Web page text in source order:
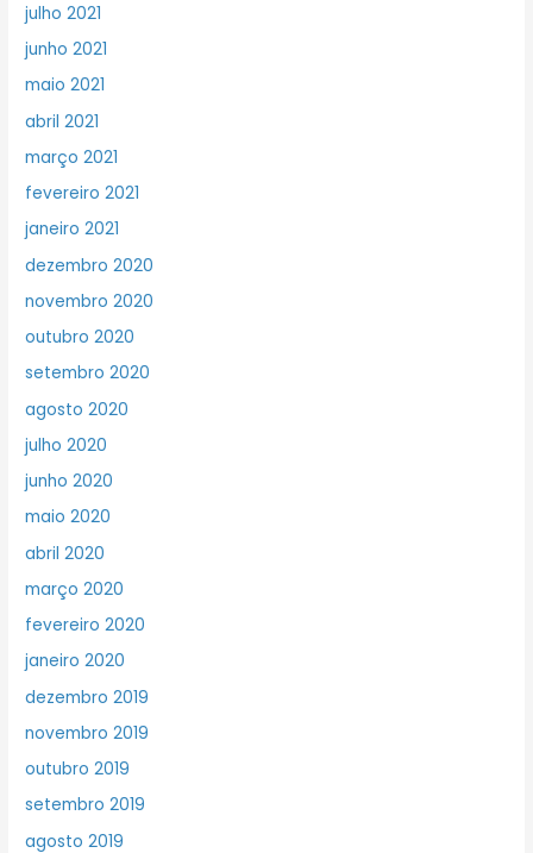
julho 2021
junho 2021
maio 2021
abril 2021
março 2021
fevereiro 2021
janeiro 2021
dezembro 2020
novembro 2020
outubro 2020
setembro 2020
agosto 2020
julho 2020
junho 2020
maio 2020
abril 2020
março 2020
fevereiro 2020
janeiro 2020
dezembro 2019
novembro 2019
outubro 2019
setembro 2019
agosto 2019